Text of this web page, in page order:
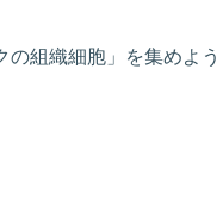
組織細胞」を集めよう